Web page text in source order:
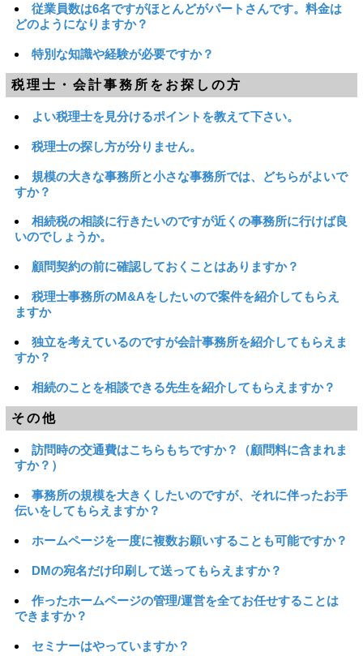
従業員数は6名ですがほとんどがパートさんです。料金は
どのようになりますか？
特別な知識や経験が必要ですか？
税理士・会計事務所をお探しの方
よい税理士を見分けるポイントを教えて下さい。
税理士の探し方が分りません。
規模の大きな事務所と小さな事務所では、どちらがよいで
すか？
相続税の相談に行きたいのですが近くの事務所に行けば良
いのでしょうか。
顧問契約の前に確認しておくことはありますか？
税理士事務所のM&Aをしたいので案件を紹介してもらえ
ますか
独立を考えているのですが会計事務所を紹介してもらえま
すか？
相続のことを相談できる先生を紹介してもらえますか？
その他
訪問時の交通費はこちらもちですか？（顧問料に含まれま
すか？）
事務所の規模を大きくしたいのですが、それに伴ったお手
伝いをしてもらえますか？
ホームページを一度に複数お願いすることも可能ですか？
DMの宛名だけ印刷して送ってもらえますか？
作ったホームページの管理/運営を全てお任せすることは
できますか？
セミナーはやっていますか？